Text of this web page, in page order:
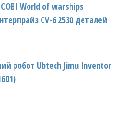
World of warships
CV-6 2530 деталей
робот Ubtech Jimu Inventor